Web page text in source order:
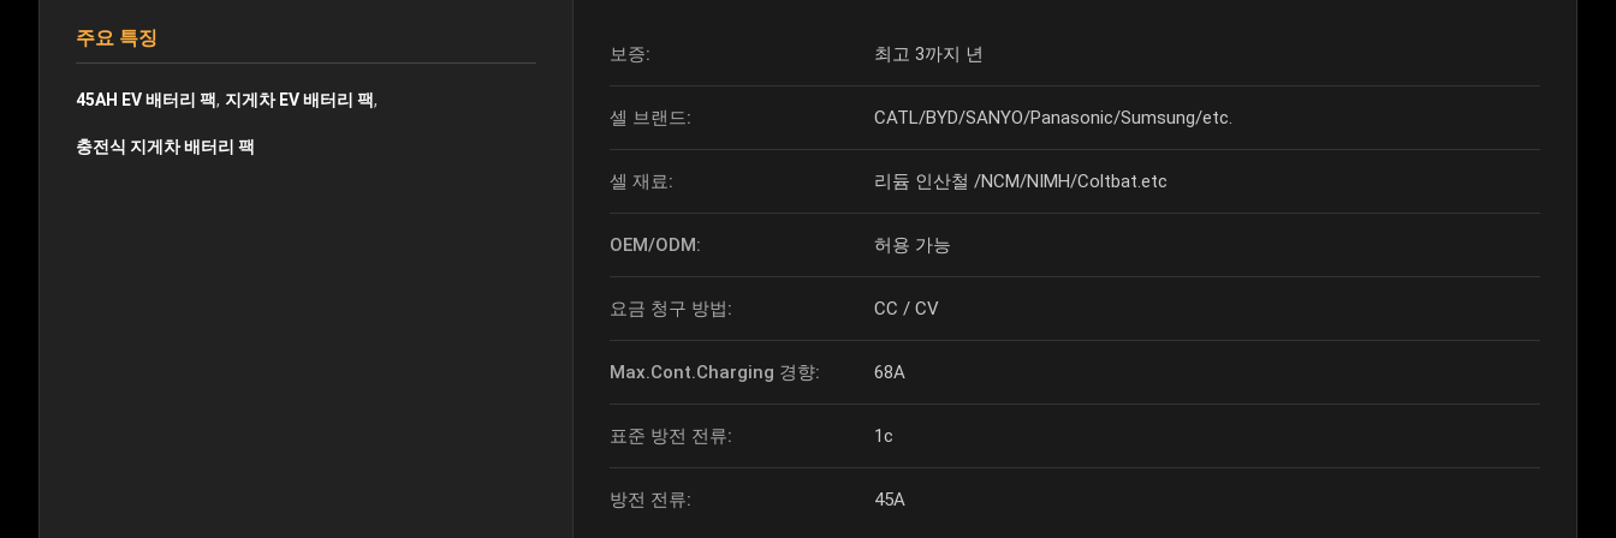
주요 특징
45AH EV 배터리 팩, 지게차 EV 배터리 팩,
충전식 지게차 배터리 팩
보증: 최고 3까지 년
셀 브랜드: CATL/BYD/SANYO/Panasonic/Sumsung/etc.
셀 재료: 리듐 인산철 /NCM/NIMH/Coltbat.etc
OEM/ODM: 허용 가능
요금 청구 방법: CC / CV
Max.Cont.Charging 경향: 68A
표준 방전 전류: 1c
방전 전류: 45A